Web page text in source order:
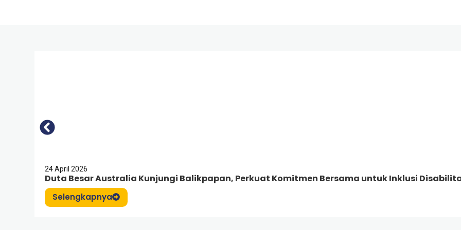
24 April 2026
Duta Besar Australia Kunjungi Balikpapan, Perkuat Komitmen Bersama untuk Inklusi
Selengkapnya